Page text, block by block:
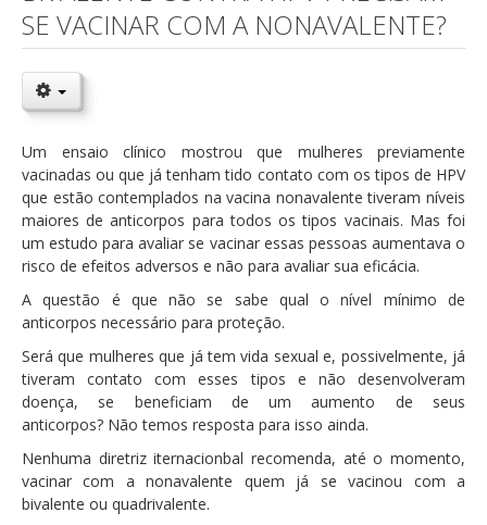
SE VACINAR COM A NONAVALENTE?
Um ensaio clínico mostrou que mulheres previamente
vacinadas ou que já tenham tido contato com os tipos de HPV
que estão contemplados na vacina nonavalente tiveram níveis
maiores de anticorpos para todos os tipos vacinais. Mas foi
um estudo para avaliar se vacinar essas pessoas aumentava o
risco de efeitos adversos e não para avaliar sua eficácia.
A questão é que não se sabe qual o nível mínimo de
anticorpos necessário para proteção.
Será que mulheres que já tem vida sexual e, possivelmente, já
tiveram contato com esses tipos e não desenvolveram
doença, se beneficiam de um aumento de seus
anticorpos? Não temos resposta para isso ainda.
Nenhuma diretriz iternacionbal recomenda, até o momento,
vacinar com a nonavalente quem já se vacinou com a
bivalente ou quadrivalente.